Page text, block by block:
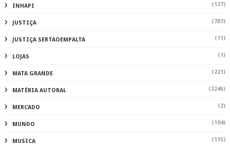
INHAPI (127)
JUSTIÇA (783)
JUSTIÇA SERTAOEMPALTA (11)
LOJAS (1)
MATA GRANDE (221)
MATÉRIA AUTORAL (2246)
MERCADO (2)
MUNDO (104)
MUSICA (115)